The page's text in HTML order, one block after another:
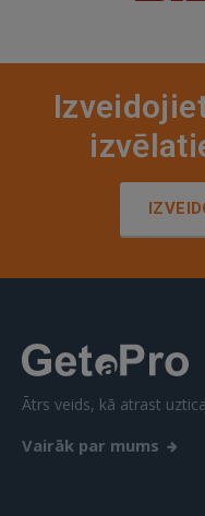
Ātrs veids, kā atrast
Vairāk par mums